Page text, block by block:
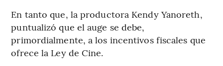
En tanto que, la productora Kendy Yanoreth,
puntualizó que el auge se debe,
primordialmente, a los incentivos fiscales que
ofrece la Ley de Cine.